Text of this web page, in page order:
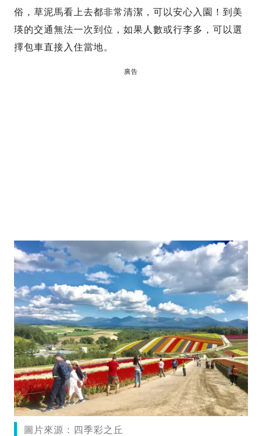
俗，草泥馬看上去都非常清潔，可以安心入園！到美
瑛的交通無法一次到位，如果人數或行李多，可以選
擇包車直接入住當地。
廣告
圖片來源：四季彩之丘